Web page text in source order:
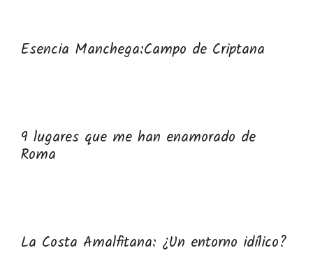
Esencia Manchega:Campo de Criptana
9 lugares que me han enamorado de
Roma
La Costa Amalfitana: ¿Un entorno idílico?